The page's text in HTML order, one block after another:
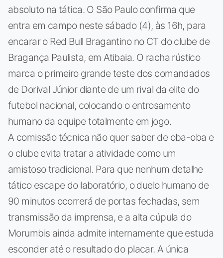
absoluto na tática. O São Paulo confirma que
entra em campo neste sábado (4), às 16h, para
encarar o Red Bull Bragantino no CT do clube de
Bragança Paulista, em Atibaia. O racha rústico
marca o primeiro grande teste dos comandados
de Dorival Júnior diante de um rival da elite do
futebol nacional, colocando o entrosamento
humano da equipe totalmente em jogo.
A comissão técnica não quer saber de oba-oba e
o clube evita tratar a atividade como um
amistoso tradicional. Para que nenhum detalhe
tático escape do laboratório, o duelo humano de
90 minutos ocorrerá de portas fechadas, sem
transmissão da imprensa, e a alta cúpula do
Morumbis ainda admite internamente que estuda
esconder até o resultado do placar. A única